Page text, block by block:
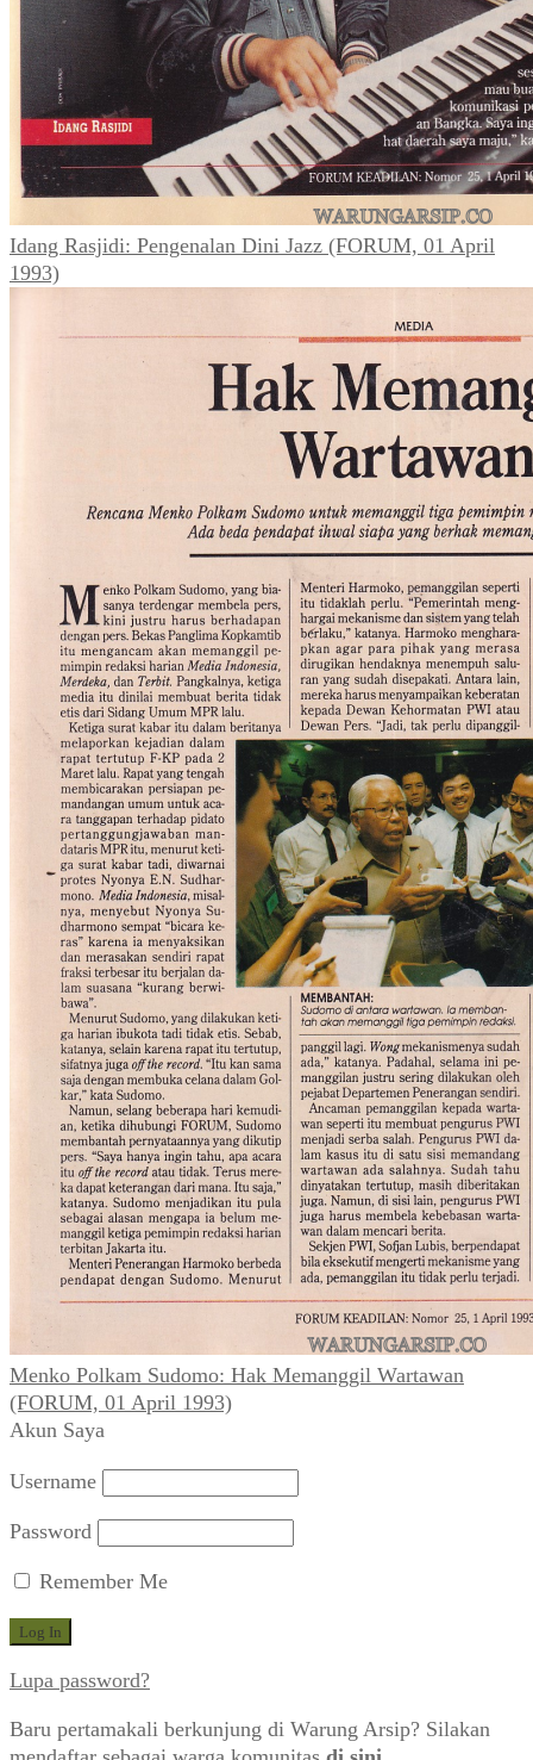
Menko Polkam Sudomo: Hak Memanggil Wartawan
(FORUM, 01 April 1993)
Akun Saya
Username
Password
Remember Me
Lupa password?
Baru pertamakali berkunjung di Warung Arsip? Silakan
mendaftar sebagai warga komunitasdi sini.
Pertanyaan atau saran bisa disampaikan viaformulir ini.
Terlaris Pekan Ini
BUKU~ Muhidin M. Dahlan –Inilah Esai(2016)
KLIPING~ “Ganefo: Pembangunan Gedung Baru
dan Fasilitas Tambahan di GBK” (Mingguan Djaja
No. 83, Agustus 1963)
BUKU~ Muhidin M. Dahlan ~
KLIPING~ Zuhri & Baskoro ~ “Pencemaran Udara
Aroma Terasi Masuk Lemari” (FORUM_No. 1 Th.
III, 28 April 1994)
KLIPING~ “Timah Hitam di Atas Jakarta” (Panji
KLIPING
Desember 1991)
KLIPING
~ Iklan Mentega BLUE BAND (Djaja, 30
November 1963, No. 97)